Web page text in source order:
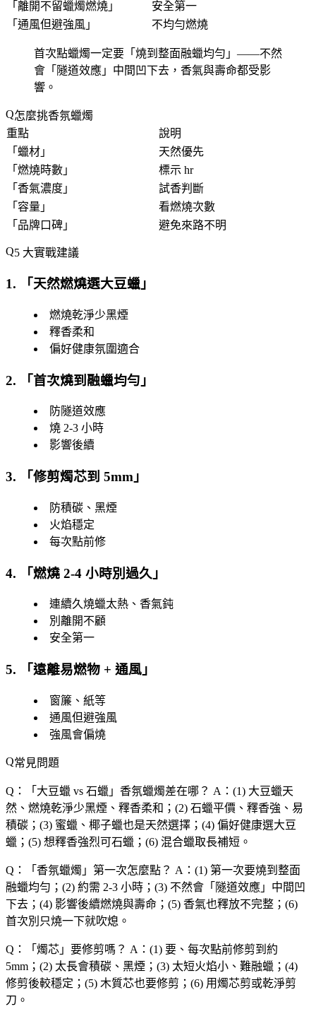
「 離開不留蠟燭燃燒 」
安全第一
「 通風但避強風 」 不均勻燃燒
首次點蠟燭一定要「 燒到整面融蠟均勻 」——不然
會「 隧道效應 」中間凹下去，香氣與壽命都受影
響。
怎麼挑香氛蠟燭
重點
說明
「 蠟材 」
天然優先
「 燃燒時數 」
標示 hr
「 香氣濃度 」
試香判斷
「 容量 」
看燃燒次數
「 品牌口碑 」 避免來路不明
5 大實戰建議
1. 「 天然燃燒選大豆蠟 」
燃燒乾淨少黑煙
釋香柔和
偏好健康氛圍適合
2. 「首次燒到融蠟均勻 」
防隧道效應
燒 2-3 小時
影響後續
3. 「修剪燭芯到 5mm 」
防積碳、黑煙
火焰穩定
每次點前修
4. 「燃燒 2-4 小時別過久 」
連續久燒蠟太熱、香氣鈍
別離開不顧
安全第一
5. 「遠離易燃物 + 通風 」
窗簾、紙等
通風但避強風
強風會偏燒
常見問題
Q：「 大豆蠟 vs 石蠟 」香氛蠟燭差在哪？ A：(1) 大豆蠟天
然、燃燒乾淨少黑煙、釋香柔和；(2) 石蠟平價、釋香強、易
積碳；(3) 蜜蠟、椰子蠟也是天然選擇；(4) 偏好健康選大豆
蠟；(5) 想釋香強烈可石蠟；(6) 混合蠟取長補短。
Q：「 香氛蠟燭 」第一次怎麼點？ A：(1) 第一次要燒到整面
融蠟均勻；(2) 約需 2-3 小時；(3) 不然會「隧道效應」中間凹
下去；(4) 影響後續燃燒與壽命；(5) 香氣也釋放不完整；(6)
首次別只燒一下就吹熄。
Q：「 燭芯 」要修剪嗎？ A：(1) 要、每次點前修剪到約
5mm；(2) 太長會積碳、黑煙；(3) 太短火焰小、難融蠟；(4)
修剪後較穩定；(5) 木質芯也要修剪；(6) 用燭芯剪或乾淨剪
刀。